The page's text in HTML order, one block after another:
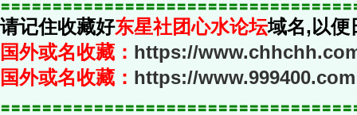
〓〓〓〓〓〓〓〓〓〓〓〓〓〓〓〓〓〓〓〓〓〓〓〓〓〓〓〓〓〓〓〓〓〓
请记住收藏好东星社团心水论坛域名,以便
国外或名收藏： https://
国外或名收藏： https://www.999400.com
〓〓〓〓〓〓〓〓〓〓〓〓〓〓〓〓〓〓〓〓〓〓〓〓〓〓〓〓〓〓〓〓〓〓